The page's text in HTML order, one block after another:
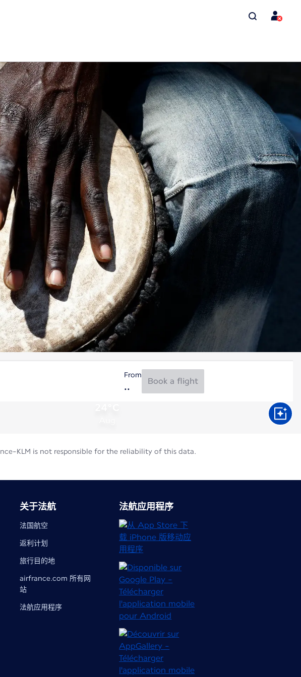
From
Book a flight
KLM is not responsible for the reliability of this data.
关于法航
法国航空
返利计划
旅行目的地​
airfrance.com 所有网
站
法航应用程序
法航应用程序